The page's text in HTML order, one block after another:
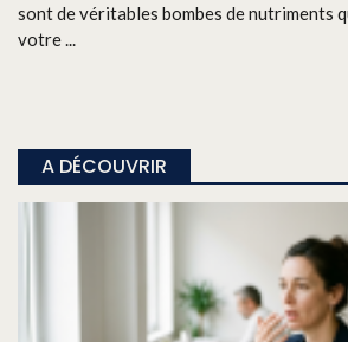
sont de véritables bombes de nutriments
votre ...
A DÉCOUVRIR